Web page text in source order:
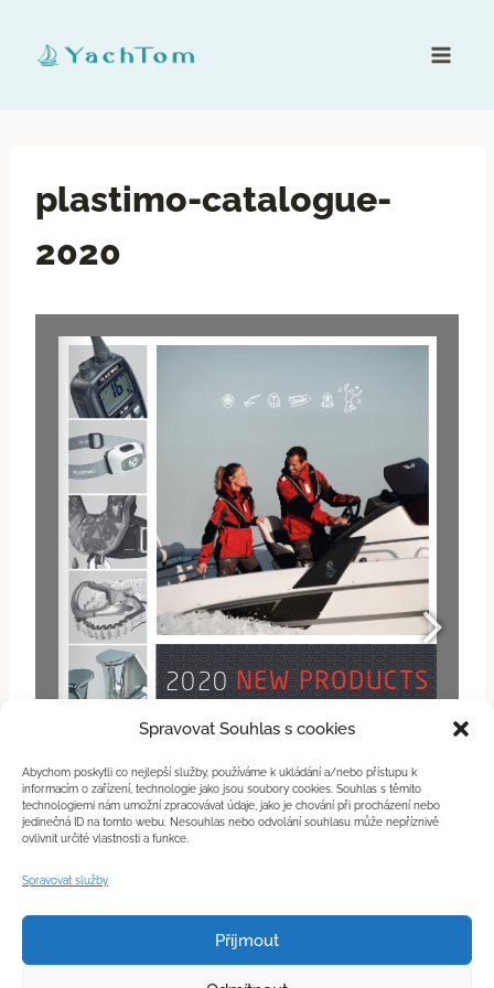
Spravovat Souhlas s cookies
Abychom poskytli co nejlepší služby, používáme k ukládání a/nebo přístupu k
informacím o zařízení, technologie jako jsou soubory cookies. Souhlas s těmito
technologiemi nám umožní zpracovávat údaje, jako je chování při procházení nebo
jedinečná ID na tomto webu. Nesouhlas nebo odvolání souhlasu může nepříznivě
ovlivnit určité vlastnosti a funkce.
Spravovat služby
Příjmout
plastimo-catalogue-
2020